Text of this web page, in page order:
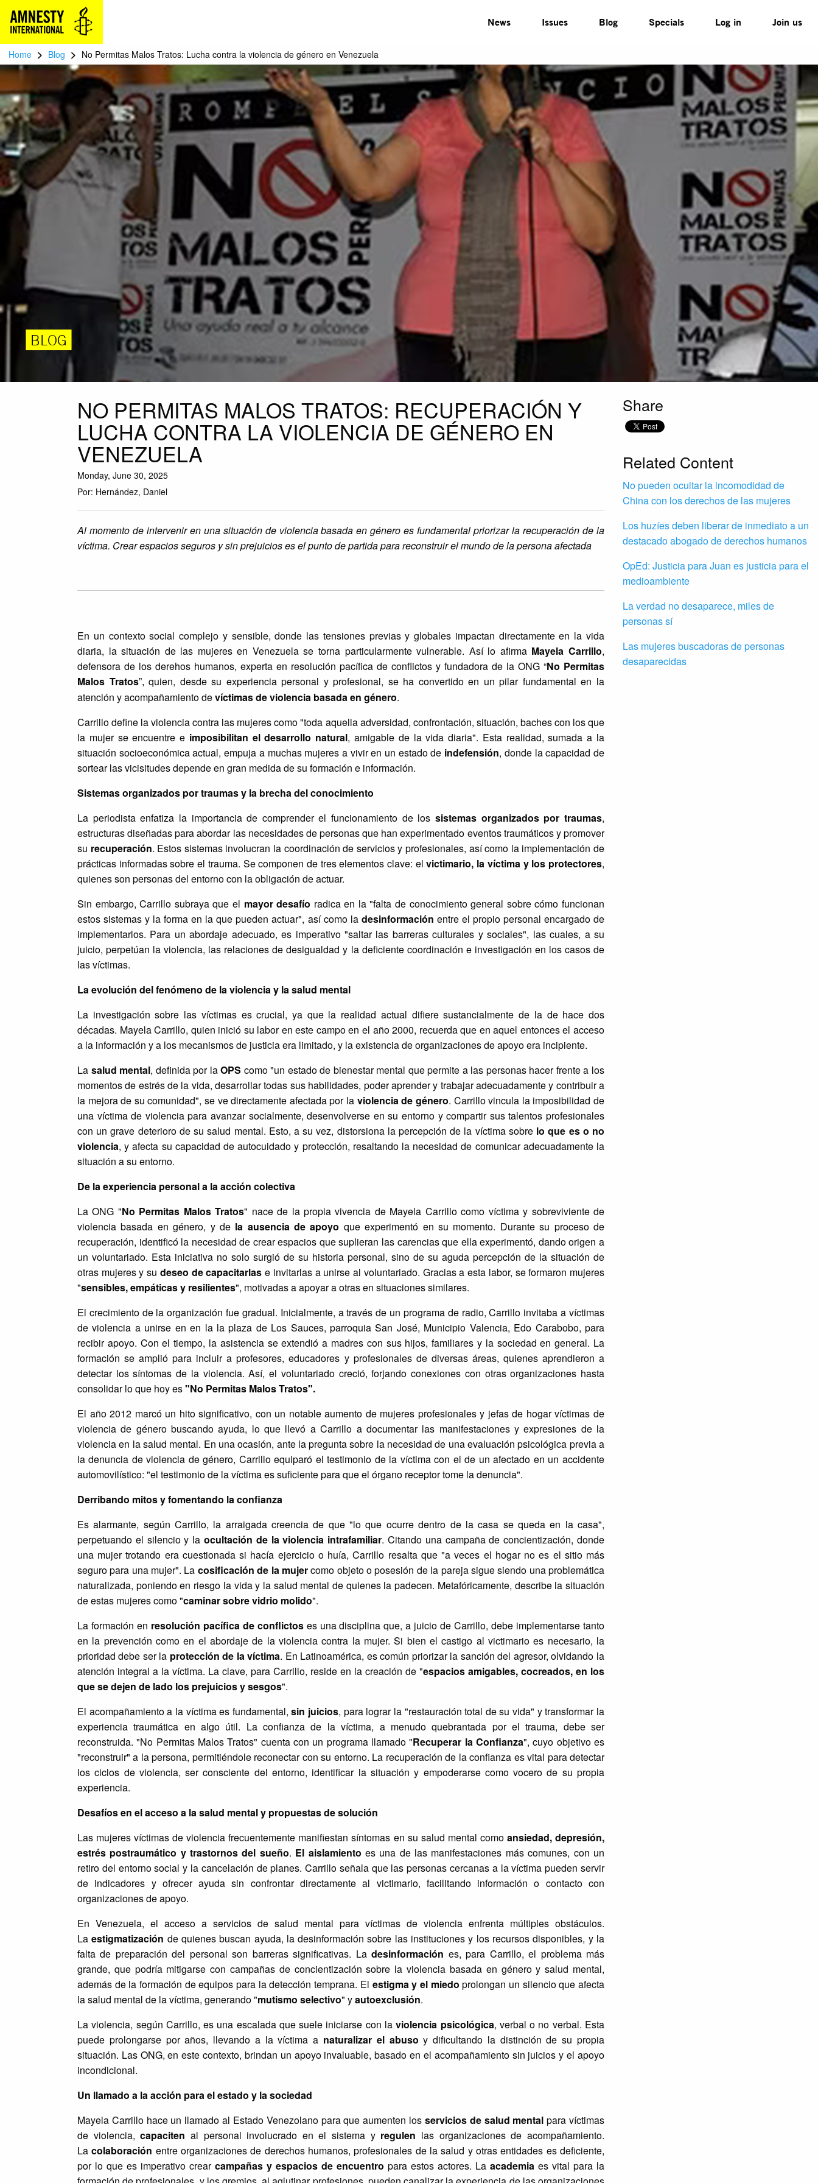
News Issues Blog Specials Log in Join us
Home > Blog > No Permitas Malos Tratos: Lucha contra la violencia de género en Venezuela
BLOG
NO PERMITAS MALOS TRATOS: RECUPERACIÓN Y
LUCHA CONTRA LA VIOLENCIA DE GÉNERO EN
VENEZUELA
Monday, June 30, 2025
Por: Hernández, Daniel
Al momento de intervenir en una situación de violencia basada en género es fundamental priorizar la recuperación de la
víctima. Crear espacios seguros y sin prejuicios es el punto de partida para reconstruir el mundo de la persona afectada
En un contexto social complejo y sensible, donde las tensiones previas y globales impactan directamente en la vida
diaria, la situación de las mujeres en Venezuela se torna particularmente vulnerable. Así lo afirma Mayela Carrillo,
defensora de los derehos humanos, experta en resolución pacífica de conflictos y fundadora de la ONG “No Permitas
Malos Tratos”,quien, desde su experiencia personal y profesional, se ha convertido en un pilar fundamental en la
atención y acompañamiento devíctimas de violencia basada en género.
Carrillo define la violencia contra las mujeres como "toda aquella adversidad, confrontación, situación, baches con los que
la mujer se encuentre e imposibilitan el desarrollo natural, amigable de la vida diaria". Esta realidad, sumada a la
situación socioeconómica actual, empuja a muchas mujeres a vivir en un estado de indefensión, donde la capacidad de
sortear las vicisitudes depende en gran medida de su formación e información.
Sistemas organizados por traumas y la brecha del conocimiento
La periodista enfatiza la importancia de comprender el funcionamiento de lossistemas organizados por traumas,
estructuras diseñadas para abordar las necesidades de personas que han experimentado eventos traumáticos y promover
su recuperación. Estos sistemas involucran la coordinación de servicios y profesionales, así como la implementación de
prácticas informadas sobre el trauma. Se componen de tres elementos clave: elvictimario, la víctima y los protectores,
quienes son personas del entorno con la obligación de actuar.
Sin embargo, Carrillo subraya que el mayor desafío radica en la "falta de conocimiento general sobre cómo funcionan
estos sistemas y la forma en la que pueden actuar", así como la desinformación entre el propio personal encargado de
implementarlos. Para un abordaje adecuado, es imperativo "saltar las barreras culturales y sociales", las cuales, a su
juicio, perpetúan la violencia, las relaciones de desigualdad y la deficiente coordinación e investigación en los casos de
las víctimas.
La evolución del fenómeno de la violencia y la salud mental
La investigación sobre las víctimas es crucial, ya que la realidad actual difiere sustancialmente de la de hace dos
décadas. Mayela Carrillo, quien inició su labor en este campo en el año 2000, recuerda que en aquel entonces el acceso
a la información y a los mecanismos de justicia era limitado, y la existencia de organizaciones de apoyo era incipiente.
La salud mental, definida por laOPS como "un estado de bienestar mental que permite a las personas hacer frente a los
momentos de estrés de la vida, desarrollar todas sus habilidades, poder aprender y trabajar adecuadamente y contribuir a
la mejora de su comunidad", se ve directamente afectada por la violencia de género. Carrillo vincula la imposibilidad de
una víctima de violencia para avanzar socialmente, desenvolverse en su entorno y compartir sus talentos profesionales
con un grave deterioro de su salud mental. Esto, a su vez, distorsiona la percepción de la víctima sobre lo que es o no
violencia, y afecta su capacidad de autocuidado y protección, resaltando la necesidad de comunicar adecuadamente la
situación a su entorno.
De la experiencia personal a la acción colectiva
La ONG "No Permitas Malos Tratos" nace de la propia vivencia de Mayela Carrillo como víctima y sobreviviente de
violencia basada en género, y de la ausencia de apoyo que experimentó en su momento. Durante su proceso de
recuperación, identificó la necesidad de crear espacios que suplieran las carencias que ella experimentó, dando origen a
un voluntariado. Esta iniciativa no solo surgió de su historia personal, sino de su aguda percepción de la situación de
otras mujeres y su deseo de capacitarlas e invitarlas a unirse al voluntariado. Gracias a esta labor, se formaron mujeres
"sensibles, empáticas y resilientes", motivadas a apoyar a otras en situaciones similares.
El crecimiento de la organización fue gradual. Inicialmente, a través de un programa de radio, Carrillo invitaba a víctimas
de violencia a unirse en en la la plaza de Los Sauces, parroquia San José, Municipio Valencia, Edo Carabobo, para
recibir apoyo. Con el tiempo, la asistencia se extendió a madres con sus hijos, familiares y la sociedad en general. La
formación se amplió para incluir a profesores, educadores y profesionales de diversas áreas, quienes aprendieron a
detectar los síntomas de la violencia. Así, el voluntariado creció, forjando conexiones con otras organizaciones hasta
consolidar lo que hoy es"No Permitas Malos Tratos".
El año 2012 marcó un hito significativo, con un notable aumento de mujeres profesionales y jefas de hogar víctimas de
violencia de género buscando ayuda, lo que llevó a Carrillo a documentar las manifestaciones y expresiones de la
violencia en la salud mental. En una ocasión, ante la pregunta sobre la necesidad de una evaluación psicológica previa a
la denuncia de violencia de género, Carrillo equiparó el testimonio de la víctima con el de un afectado en un accidente
automovilístico: "el testimonio de la víctima es suficiente para que el órgano receptor tome la denuncia".
Derribando mitos y fomentando la confianza
Es alarmante, según Carrillo, la arraigada creencia de que "lo que ocurre dentro de la casa se queda en la casa",
perpetuando el silencio y la ocultación de la violencia intrafamiliar. Citando una campaña de concientización, donde
una mujer trotando era cuestionada si hacía ejercicio o huía, Carrillo resalta que "a veces el hogar no es el sitio más
seguro para una mujer". La cosificación de la mujercomo objeto o posesión de la pareja sigue siendo una problemática
naturalizada, poniendo en riesgo la vida y la salud mental de quienes la padecen. Metafóricamente, describe la situación
de estas mujeres como "caminar sobre vidrio molido".
La formación en resolución pacífica de conflictoses una disciplina que, a juicio de Carrillo, debe implementarse tanto
en la prevención como en el abordaje de la violencia contra la mujer. Si bien el castigo al victimario es necesario, la
prioridad debe ser la protección de la víctima. En Latinoamérica, es común priorizar la sanción del agresor, olvidando la
atención integral a la víctima. La clave, para Carrillo, reside en la creación de "espacios amigables, cocreados, en los
que se dejen de lado los prejuicios y sesgos".
El acompañamiento a la víctima es fundamental, sin juicios, para lograr la "restauración total de su vida" y transformar la
experiencia traumática en algo útil. La confianza de la víctima, a menudo quebrantada por el trauma, debe ser
reconstruida. "No Permitas Malos Tratos" cuenta con un programa llamado "Recuperar la Confianza", cuyo objetivo es
"reconstruir" a la persona, permitiéndole reconectar con su entorno. La recuperación de la confianza es vital para detectar
los ciclos de violencia, ser consciente del entorno, identificar la situación y empoderarse como vocero de su propia
experiencia.
Desafíos en el acceso a la salud mental y propuestas de solución
Las mujeres víctimas de violencia frecuentemente manifiestan síntomas en su salud mental como ansiedad, depresión,
estrés postraumático y trastornos del sueño. El aislamiento es una de las manifestaciones más comunes, con un
retiro del entorno social y la cancelación de planes. Carrillo señala que las personas cercanas a la víctima pueden servir
de indicadores y ofrecer ayuda sin confrontar directamente al victimario, facilitando información o contacto con
organizaciones de apoyo.
En Venezuela, el acceso a servicios de salud mental para víctimas de violencia enfrenta múltiples obstáculos.
Laestigmatización de quienes buscan ayuda, la desinformación sobre las instituciones y los recursos disponibles, y la
falta de preparación del personal son barreras significativas. Ladesinformación es, para Carrillo, el problema más
grande, que podría mitigarse con campañas de concientización sobre la violencia basada en género y salud mental,
además de la formación de equipos para la detección temprana. El estigma y el miedo prolongan un silencio que afecta
la salud mental de la víctima, generando "mutismo selectivo" yautoexclusión.
La violencia, según Carrillo, es una escalada que suele iniciarse con laviolencia psicológica, verbal o no verbal. Esta
puede prolongarse por años, llevando a la víctima a naturalizar el abuso y dificultando la distinción de su propia
situación. Las ONG, en este contexto, brindan un apoyo invaluable, basado en el acompañamiento sin juicios y el apoyo
incondicional.
Un llamado a la acción para el estado y la sociedad
Mayela Carrillo hace un llamado al Estado Venezolano para que aumenten los servicios de salud mental para víctimas
de violencia,capaciten al personal involucrado en el sistema y regulen las organizaciones de acompañamiento.
Lacolaboración entre organizaciones de derechos humanos, profesionales de la salud y otras entidades es deficiente,
por lo que es imperativo crear campañas y espacios de encuentro para estos actores. La academiaes vital para la
Share
Related Content
No pueden ocultar la incomodidad de
China con los derechos de las mujeres
Los huzíes deben liberar de inmediato a un
destacado abogado de derechos humanos
OpEd: Justicia para Juan es justicia para el
medioambiente
La verdad no desaparece, miles de
personas sí
Las mujeres buscadoras de personas
desaparecidas